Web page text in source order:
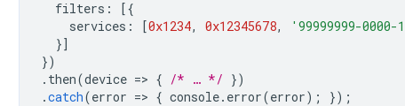
filters :
[{
services : [0x1234, 0x12345678, '99999999-0000-
}]
})
. then(device => { /* … */ })
.catch(error => { console. error(error); });